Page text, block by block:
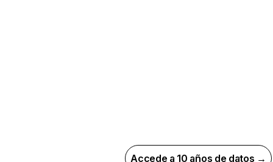
Accede a 10 años de datos →